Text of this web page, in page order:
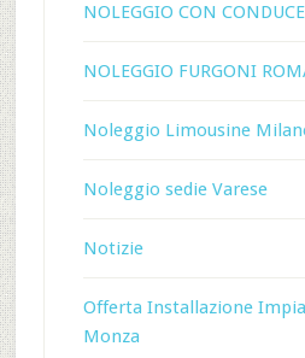
NOLEGGIO CON
NOLEGGIO FURGONI
Noleggio Limousine
Noleggio sedie Varese
Notizie
Offerta Installazione
Monza